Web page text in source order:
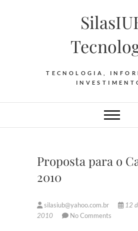
TECNOLOGIA,
Proposta para o
2010
silasiub@yahoo.com.br
12
2010
No Comments